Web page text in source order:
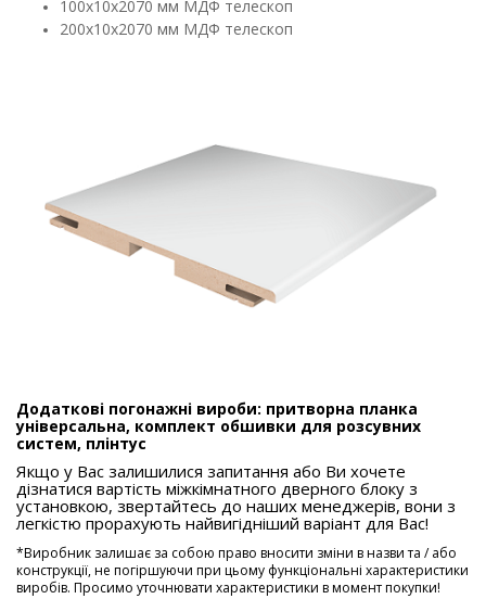
100х10х2070 мм МДФ телескоп
200х10х2070 мм МДФ телескоп
Додаткові погонажні вироби: притворна планка
універсальна, комплект обшивки для розсувних
систем, плінтус
Якщо у Вас залишилися запитання або Ви хочете
дізнатися вартість міжкімнатного дверного блоку з
установкою, звертайтесь до наших менеджерів, вони з
легкістю прорахують найвигідніший варіант для Вас!
*Виробник залишає за собою право вносити зміни в назви та / або
конструкції, не погіршуючи при цьому функціональні характеристики
виробів. Просимо уточнювати характеристики в момент покупки!